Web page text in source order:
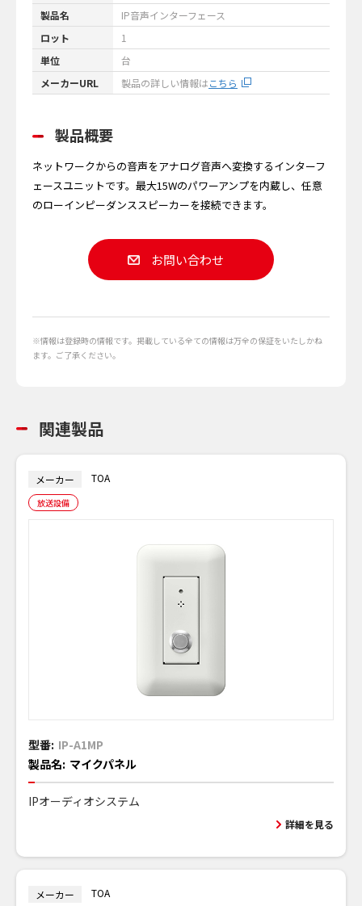
製品名
IP音声インターフェース
ロット
1
単位
台
メーカーURL
製品の詳しい情報はこちら
製品概要
ネットワークからの音声をアナログ音声へ変換するインターフ
ェースユニットです。最大15Wのパワーアンプを内蔵し、任意
のローインピーダンススピーカーを接続できます。
お問い合わせ
※情報は登録時の情報です。掲載している全ての情報は万全の保証をいたしかね
ます。ご了承ください。
関連製品
メーカー TOA
放送設備
型番: IP-A1MP
製品名: マイクパネル
IPオーディオシステム
詳細を見る
メーカー TOA